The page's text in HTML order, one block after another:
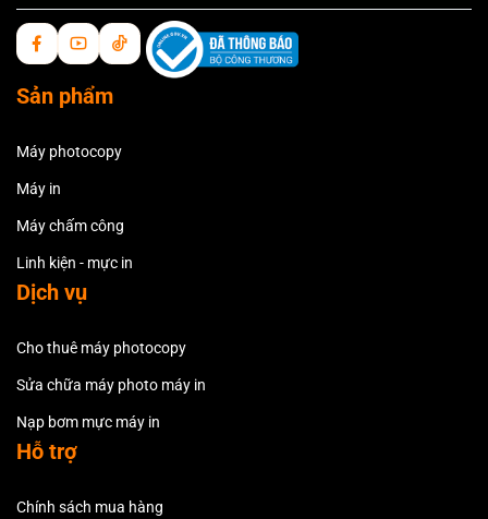
Sản phẩm
Máy photocopy
Máy in
Máy chấm công
Linh kiện - mực in
Dịch vụ
Cho thuê máy photocopy
Sửa chữa máy photo máy in
Nạp bơm mực máy in
Hỗ trợ
Chính sách mua hàng